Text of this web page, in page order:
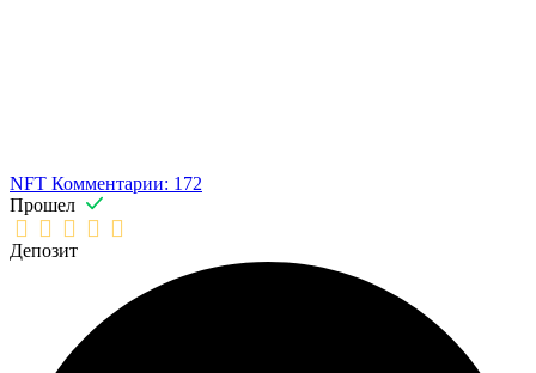
NFT Комментарии: 172
Прошел
Депозит